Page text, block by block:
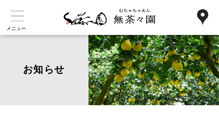
メニュー
お知らせ